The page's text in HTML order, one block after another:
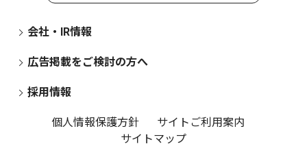
会社・IR情報
広告掲載をご検討の方へ
採用情報
個人情報保護方針
サイトご利用案内
サイトマップ